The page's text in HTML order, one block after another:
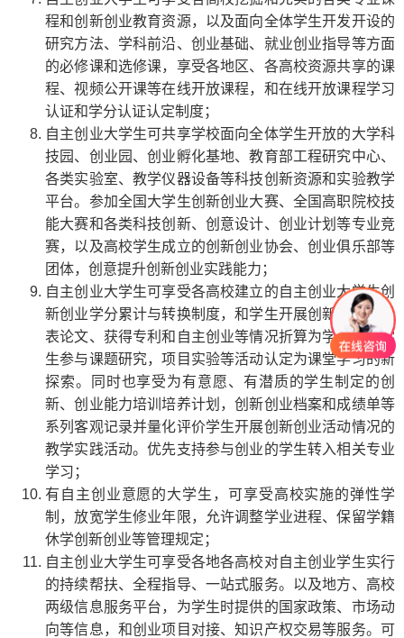
程和创新创业教育资源，以及面向全体学生开发开设的
研究方法、学科前沿、创业基础、就业创业指导等方面
的必修课和选修课，享受各地区、各高校资源共享的课
程、视频公开课等在线开放课程，和在线开放课程学习
认证和学分认证认定制度；
自主创业大学生可共享学校面向全体学生开放的大学科
技园、创业园、创业孵化基地、教育部工程研究中心、
各类实验室、教学仪器设备等科技创新资源和实验教学
平台。参加全国大学生创新创业大赛、全国高职院校技
能大赛和各类科技创新、创意设计、创业计划等专业竞
赛，以及高校学生成立的创新创业协会、创业俱乐部等
团体，创意提升创新创业实践能力；
自主创业大学生可享受各高校建立的自主创业大学生创
新创业学分累计与转换制度，和学生开展创新实验、发
表论文、获得专利和自主创业等情况折算为学分，将学
生参与课题研究，项目实验等活动认定为课堂学习的新
探索。同时也享受为有意愿、有潜质的学生制定的创
新、创业能力培训培养计划，创新创业档案和成绩单等
系列客观记录并量化评价学生开展创新创业活动情况的
教学实践活动。优先支持参与创业的学生转入相关专业
学习；
有自主创业意愿的大学生，可享受高校实施的弹性学
制，放宽学生修业年限，允许调整学业进程、保留学籍
休学创新创业等管理规定；
自主创业大学生可享受各地各高校对自主创业学生实行
的持续帮扶、全程指导、一站式服务。以及地方、高校
两级信息服务平台，为学生时提供的国家政策、市场动
向等信息，和创业项目对接、知识产权交易等服务。可